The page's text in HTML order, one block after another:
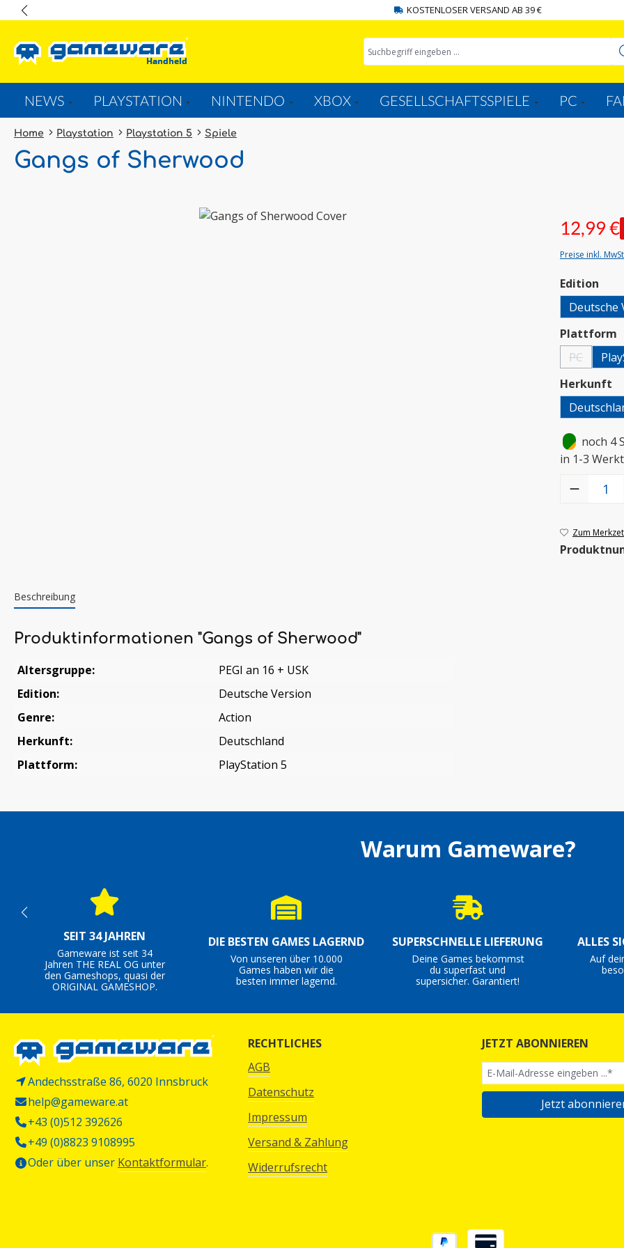
KOSTENLOSER VERSAND AB 39 €
NEWS PLAYSTATION NINTENDO XBOX GESELLSCHAFTSSPIELE PC
Home Playstation Playstation 5 Spiele
Gangs of Sherwood
12,99 €
Preise inkl.
Edition
Deutsche
Plattform
PC(Diese
Herkunft
noch 4
in 1-3
Produkt
Zum
Beschreibung
Produktinformationen "Gangs of Sherwood"
Altersgruppe:
PEGI an 16 + USK
Edition:
Deutsche Version
Genre:
Action
Herkunft:
Deutschland
Plattform:
PlayStation 5
Warum Gameware?
SEIT 34 JAHREN
Gameware ist seit 34
Jahren THE REAL OG unter
den Gameshops, quasi der
ORIGINAL GAMESHOP.
DIE BESTEN GAMES LAGERND
Von unseren über 10.000
Games haben wir die
besten immer lagernd.
SUPERSCHNELLE LIEFERUNG
Deine Games bekommst
du superfast und
supersicher. Garantiert!
ALLES
Auf
Andechsstraße 86, 6020 Innsbruck
help@gameware.at
+43 (0)512 392626
+49 (0)8823 9108995
Oder über unser Kontaktformular.
RECHTLICHES
AGB
Datenschutz
Impressum
Versand & Zahlung
Widerrufsrecht
JETZT ABONNIEREN
Jetzt